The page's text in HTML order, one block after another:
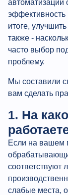
автоматизации
эффективность
итоге,
также -
часто выбор
проблему.
Мы составили
вам сделать
1. На
Если на вашем
слабые места,